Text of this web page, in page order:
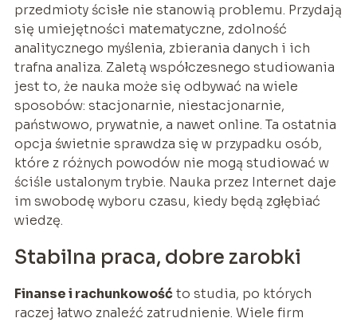
przedmioty ścisłe nie stanowią problemu. Przydają
się umiejętności matematyczne, zdolność
analitycznego myślenia, zbierania danych i ich
trafna analiza. Zaletą współczesnego studiowania
jest to, że nauka może się odbywać na wiele
sposobów: stacjonarnie, niestacjonarnie,
państwowo, prywatnie, a nawet online. Ta ostatnia
opcja świetnie sprawdza się w przypadku osób,
które z różnych powodów nie mogą studiować w
ściśle ustalonym trybie. Nauka przez Internet daje
im swobodę wyboru czasu, kiedy będą zgłębiać
wiedzę.
Stabilna praca, dobre zarobki
Finanse i rachunkowośćto studia, po których
raczej łatwo znaleźć zatrudnienie. Wiele firm